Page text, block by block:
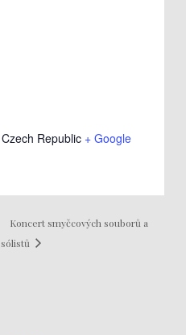
Czech Republic + Google
Koncert smyčcových souborů a
sólistů